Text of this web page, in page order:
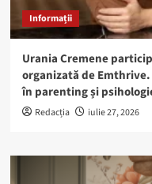
Informații
Urania Cremene
organizată de
în parenting și
Redacția iulie 27, 2026